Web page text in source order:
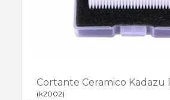
Cortante Ceramico Kadazu
(k2002)